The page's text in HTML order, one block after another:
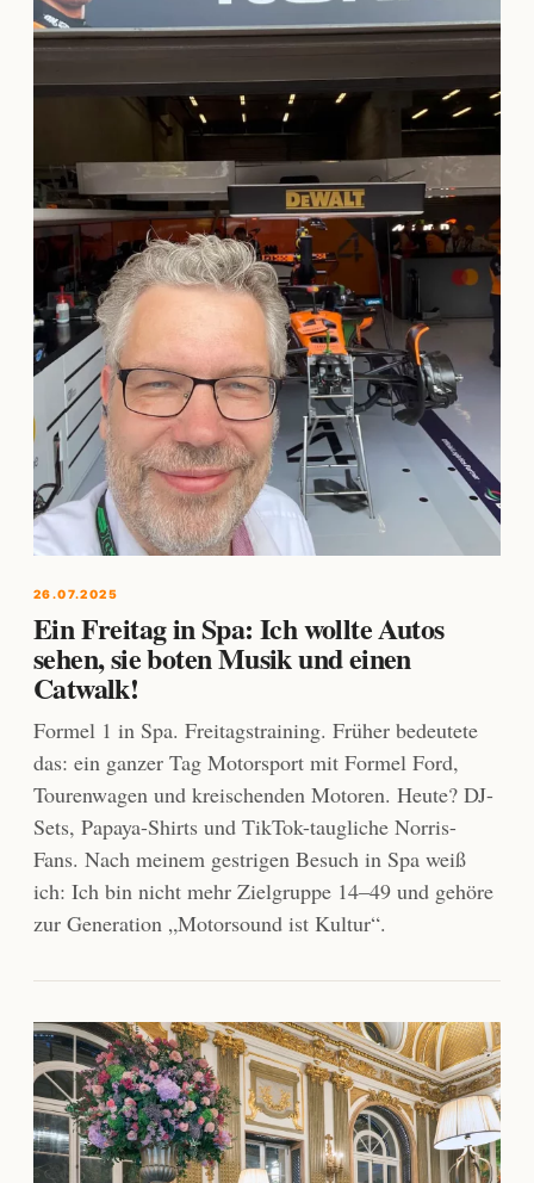
26.07.2025
Ein Freitag in Spa: Ich wollte Autos
sehen, sie boten Musik und einen
Catwalk!
Formel 1 in Spa. Freitagstraining. Früher bedeutete
das: ein ganzer Tag Motorsport mit Formel Ford,
Tourenwagen und kreischenden Motoren. Heute? DJ-
Sets, Papaya-Shirts und TikTok-taugliche Norris-
Fans. Nach meinem gestrigen Besuch in Spa weiß
ich: Ich bin nicht mehr Zielgruppe 14–49 und gehöre
zur Generation „Motorsound ist Kultur“.